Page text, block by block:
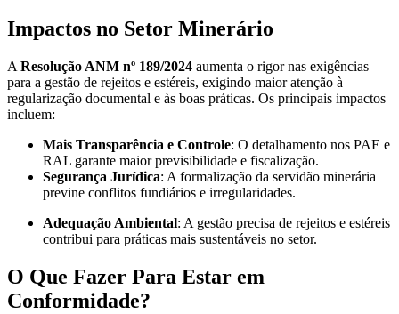
Impactos no Setor Minerário
A Resolução ANM nº 189/2024 aumenta o rigor nas exigências
para a gestão de rejeitos e estéreis, exigindo maior atenção à
regularização documental e às boas práticas. Os principais impactos
incluem:
Mais Transparência e Controle: O detalhamento nos PAE e
RAL garante maior previsibilidade e fiscalização.
Segurança Jurídica: A formalização da servidão minerária
previne conflitos fundiários e irregularidades.
Adequação Ambiental: A gestão precisa de rejeitos e estéreis
contribui para práticas mais sustentáveis no setor.
O Que Fazer Para Estar em
Conformidade?